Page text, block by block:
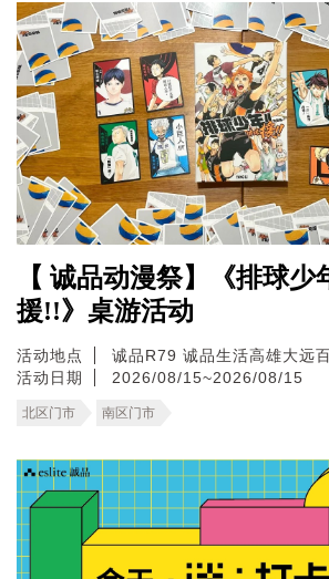
【 诚品动漫祭】《排球少
援!!》桌游活动
活动地点 诚品R79 诚品生活高雄大远
活动日期
2026/08/15~2026/08/15
北区门市 南区门市